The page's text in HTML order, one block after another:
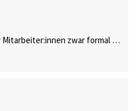
zwar formal …